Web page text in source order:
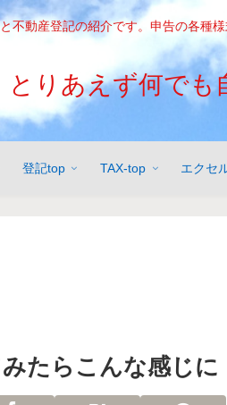
不動産登記の紹介です。申告の各種
とりあえず何でも
登記top TAX-top エクセ
たらこんな感じに